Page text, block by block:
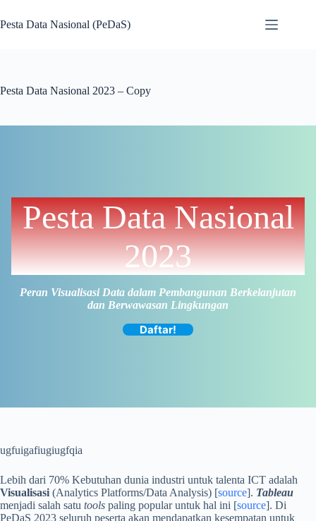
Pesta Data Nasional (PeDaS)
Pesta Data Nasional 2023 – Copy
Pesta Data Nasional
2023
Peran Visualisasi Data dalam Pembangunan Berkelanjutan
dan Berwawasan Lingkungan
Daftar!
ugfuigafiugiugfqia
Lebih dari 70% Kebutuhan dunia industri untuk talenta ICT adalah
Visualisasi (Analytics Platforms/Data Analysis) [source]. Tableau
menjadi salah satu tools paling popular untuk hal ini [source]. Di
PeDaS 2023 seluruh peserta akan mendapatkan kesempatan untuk